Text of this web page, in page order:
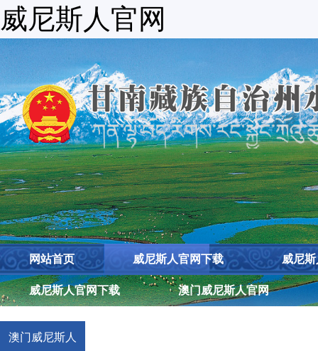
威尼斯人官网
网站首页 威尼斯人官网下载 威尼
威尼斯人官网下载 澳门威尼斯人官网
澳门威尼斯人